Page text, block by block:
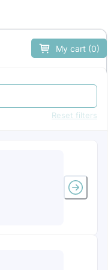
My cart (0)
Reset filters